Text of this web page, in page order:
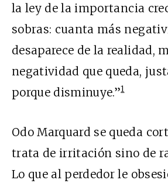
la ley de la importancia
sobras: cuanta más
desaparece de la realidad,
negatividad que queda,
porque disminuye.”1
Odo Marquard se queda
trata de irritación sino de
Lo que al perdedor le